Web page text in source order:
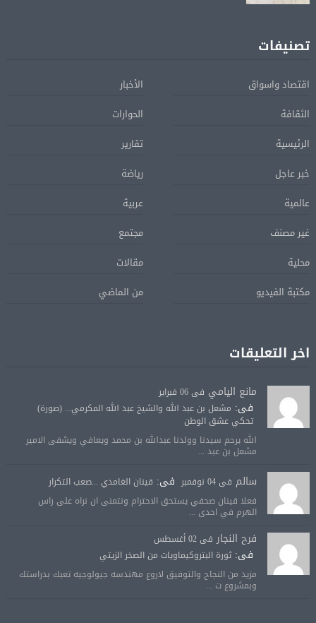
تصنيفات
اقتصاد واسواق
الأخبار
الثقافة
الحوارات
الرئيسية
تقارير
خبر عاجل
رياضة
عالمية
عربية
غير مصنف
مجتمع
محلية
مقالات
مكتبة الفيديو
من الماضي
اخر التعليقات
مانع اليامي فى 06 فبراير
فى: مشعل بن عبد الله والشيخ عبد الله المكرمي... (صورة)
تحكي عشق الوطن
الله يرحم سيدنا وولدنا عبدالله بن محمد ويعافي ويشفى الامير
مشعل بن عبد ...
سالم فى 04 نوفمبر فى: قينان الغامدي ...صعب التكرار
فعلا قينان صحفي يستحق الاحترام ونتمنى ان نراه على راس
الهرم في احدى ...
فرح النجار فى 02 أغسطس
فى:ثورة البتروكيماويات من الصخر الزيتي
مزيد من النجاح والتوفيق لاروع مهندسه جيولوجيه تعبك بدراستك
وبمشروع ت ...